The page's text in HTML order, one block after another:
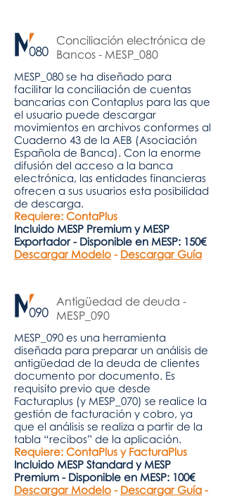
Conciliación electrónica de
Bancos - MESP_080
MESP_080 se ha diseñado para
facilitar la conciliación de cuentas
bancarias con Contaplus para las que
el usuario puede descargar
movimientos en archivos conformes al
Cuaderno 43 de la AEB (Asociación
Española de Banca). Con la enorme
difusión del acceso a la banca
electrónica, las entidades financieras
ofrecen a sus usuarios esta posibilidad
de descarga.
Requiere: ContaPlus
Incluido MESP Premium y MESP
Exportador - Disponible en MESP: 150€
Descargar Modelo - Descargar Guía
Antigüedad de deuda -
MESP_090
MESP_090 es una herramienta
diseñada para preparar un análisis de
antigüedad de la deuda de clientes
documento por documento. Es
requisito previo que desde
Facturaplus (y MESP_070) se realice la
gestión de facturación y cobro, ya
que el análisis se realiza a partir de la
tabla “recibos” de la aplicación.
Requiere: ContaPlus y FacturaPlus
Incluido MESP Standard y MESP
Premium - Disponible en MESP: 100€
Descargar Modelo - Descargar Guía -